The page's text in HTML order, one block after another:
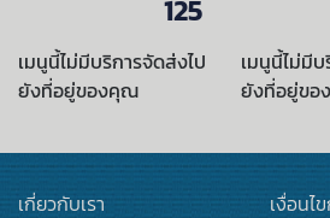
125
เมนูนี้ไม่มีบริการจัดส่งไป
ยังที่อยู่ของคุณ
เมนูนี้ไม่มี
ยังที่อยู่ข
เกี่ยวกับเรา เงื่อนไ